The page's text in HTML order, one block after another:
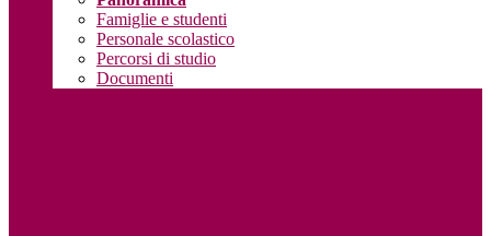
Famiglie e studenti
Personale scolastico
Percorsi di studio
Documenti